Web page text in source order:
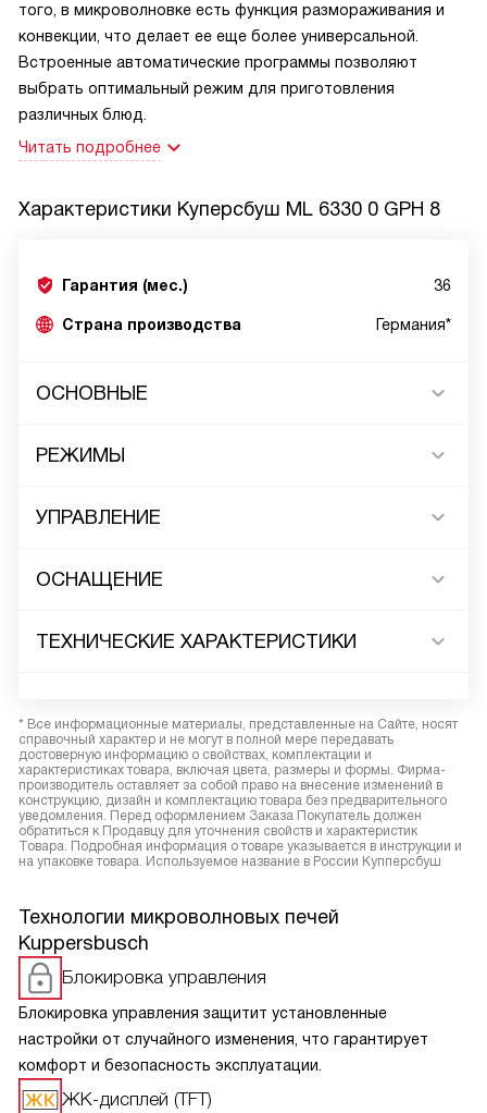
того, в микроволновке есть функция размораживания и
конвекции, что делает ее еще более универсальной.
Встроенные автоматические программы позволяют
выбрать оптимальный режим для приготовления
различных блюд.
Читать подробнее
Характеристики Куперсбуш ML 6330 0 GPH 8
Гарантия (мес.) 36
Страна производства Германия*
ОСНОВНЫЕ
РЕЖИМЫ
УПРАВЛЕНИЕ
ОСНАЩЕНИЕ
ТЕХНИЧЕСКИЕ ХАРАКТЕРИСТИКИ
* Все информационные материалы, представленные на Сайте, носят
справочный характер и не могут в полной мере передавать
достоверную информацию о свойствах, комплектации и
характеристиках товара, включая цвета, размеры и формы. Фирма-
производитель оставляет за собой право на внесение изменений в
конструкцию, дизайн и комплектацию товара без предварительного
уведомления. Перед оформлением Заказа Покупатель должен
обратиться к Продавцу для уточнения свойств и характеристик
Товара. Подробная информация о товаре указывается в инструкции и
на упаковке товара. Используемое название в России Купперсбуш
Технологии микроволновых печей
Kuppersbusch
Блокировка управления
Блокировка управления защитит установленные
настройки от случайного изменения, что гарантирует
комфорт и безопасность эксплуатации.
ЖК-дисплей (TFT)